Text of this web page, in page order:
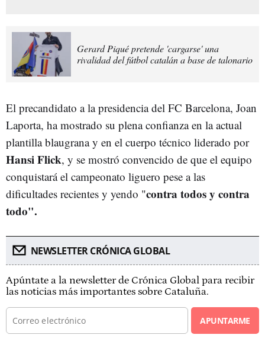
Gerard Piqué pretende 'cargarse' una
rivalidad del fútbol catalán a base de talonario
El precandidato a la presidencia del FC Barcelona, Joan
Laporta, ha mostrado su plena confianza en la actual
plantilla blaugrana y en el cuerpo técnico liderado por
Hansi Flick, y se mostró convencido de que el equipo
conquistará el campeonato liguero pese a las
dificultades recientes y yendo "contra todos y contra
todo".
NEWSLETTER CRÓNICA GLOBAL
Apúntate a la newsletter de Crónica Global para recibir
las noticias más importantes sobre Cataluña.
APUNTARME